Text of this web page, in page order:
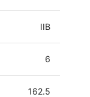
IIB
6
162.5